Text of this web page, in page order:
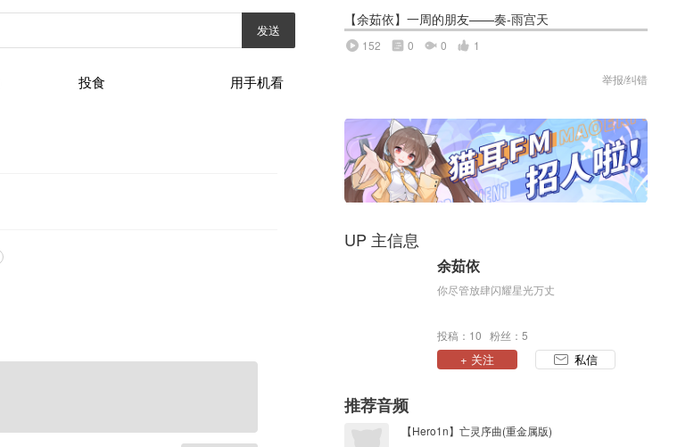
发送
投食 用手机看
【余茹依】一周的朋友——奏-雨宫天
152 0 0 1
举报/纠错
UP 主信息
余茹依
你尽管放肆闪耀星光万丈
投稿：10 粉丝：5
+ 关注 私信
推荐音频
【Hero1n】亡灵序曲(重金属版)